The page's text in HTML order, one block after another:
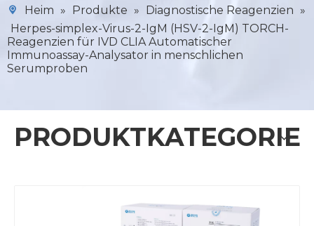
Heim » Produkte » Diagnostische Reagenzien »
Herpes-simplex-Virus-2-IgM (HSV-2-IgM) TORCH-
Reagenzien für IVD CLIA Automatischer
Immunoassay-Analysator in menschlichen
Serumproben
PRODUKTKATEGORIE